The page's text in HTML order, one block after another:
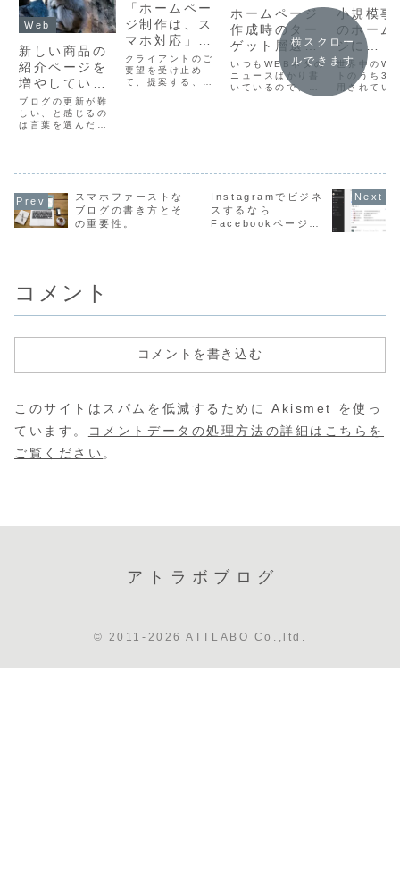
Web
新しい商品の
紹介ページを
増やしていく
など。ブログ
より簡単に更
新できるホー
ブログの更新が難
しい、と感じるの
は言葉を選んだ
っていても「構
成」を検討する部
分が大きいから、
という人も多いの
「ホームペー
ジ制作は、ス
マホ対応」と
いう言葉が矛
盾してきた件
クライアントのご
要望を受け止め
て、提案する、と
ト」がないWEBデ
で、毎回デザイン
における「意識す
べきこと」を足し
ホームページ
作成時のター
ゲット層選
定。ネットに
慣れている人
が「狙い」で
いつもWEBネタの
ニュースばかり書
いているので、た
まには本業である
ト層」というのは
ある程度推定しま
す。男性か女性
か、年齢層は？
小規模事
のホーム
ジに
は必須な
か？
世界中の
トのうち35
用されてい
ージ制作、
た場合、だ
半分は
横スクロー
ルできます
スマホファーストな
ブログの書き方とそ
の重要性。
Instagramでビジネ
スするなら
Facebookページと
Business Suiteで
コメント
コメントを書き込む
このサイトはスパムを低減するために Akismet を使っ
ています。
コメントデータの処理方法の詳細はこちらを
ご覧ください 。
アトラボブログ
© 2011-2026 ATTLABO Co.,ltd.